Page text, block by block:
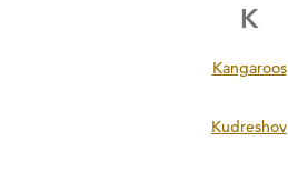
K
Kangaroos
Kudreshov